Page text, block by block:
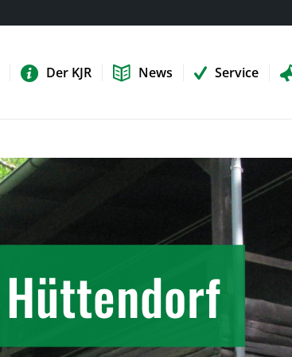
Der KJR News Service
Hüttendorf